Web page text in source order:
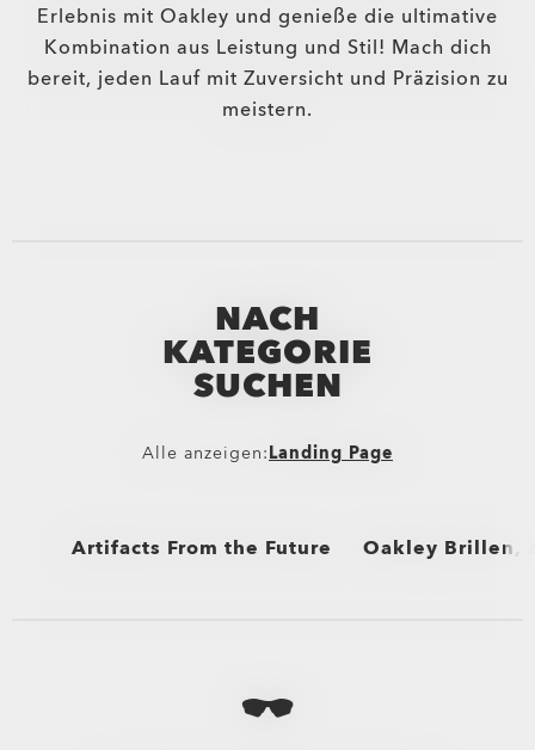
Erlebnis mit Oakley und genieße die ultimative
Kombination aus Leistung und Stil! Mach dich
bereit, jeden Lauf mit Zuversicht und Präzision zu
meistern.
NACH
KATEGORIE
SUCHEN
Alle anzeigen:Landing Page
Artifacts From the Future Oakley Brillen,